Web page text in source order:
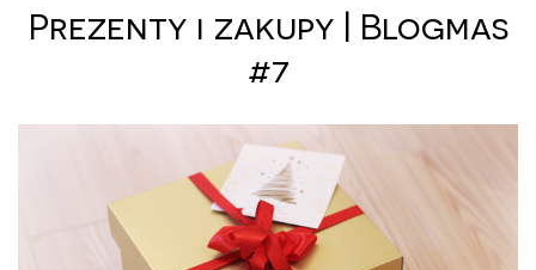
Prezenty i zakupy | Blogmas
#7